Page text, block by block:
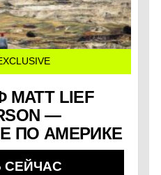
LIEF
—
ПО АМЕРИКЕ
СЕЙЧАС